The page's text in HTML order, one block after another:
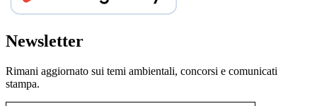
Newsletter
Rimani aggiornato sui temi ambientali, concorsi e comunicati
stampa.